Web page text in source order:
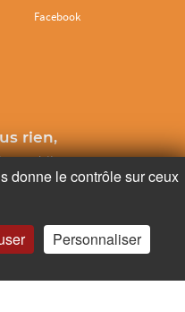
Facebook
rien,
newsletter
donne le contrôle sur ceux
Personnaliser